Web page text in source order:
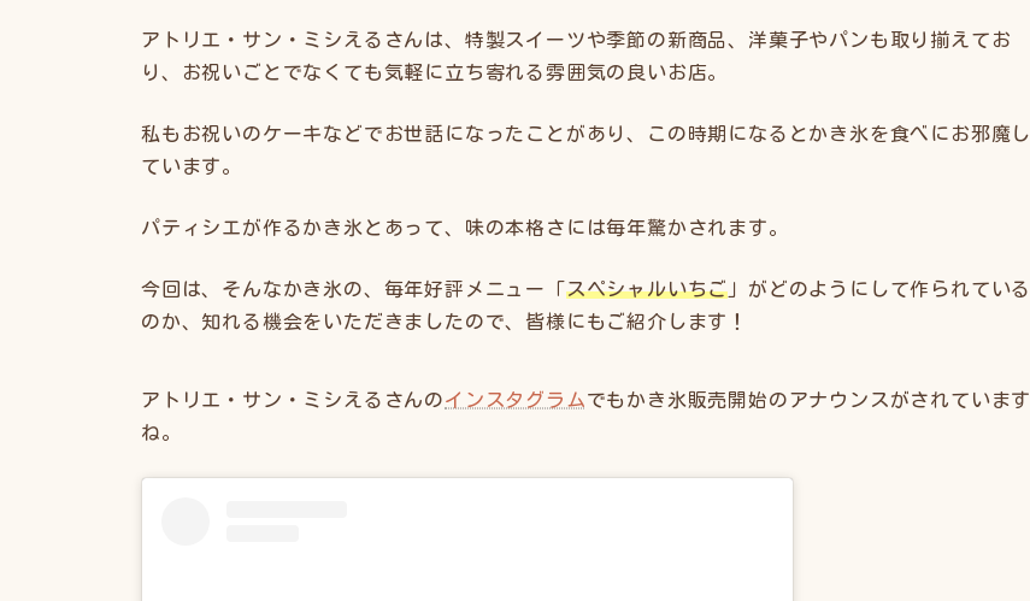
アトリエ・サン・ミシえるさんは、特製スイーツや季節の新商品、洋菓子やパンも取り揃えてお
り、お祝いごとでなくても気軽に立ち寄れる雰囲気の良いお店。
私もお祝いのケーキなどでお世話になったことがあり、この時期になるとかき氷を食べにお邪魔し
ています。
パティシエが作るかき氷とあって、味の本格さには毎年驚かされます。
今回は、そんなかき氷の、毎年好評メニュー「スペシャルいちご 」がどのようにして作られている
のか、知れる機会をいただきましたので、皆様にもご紹介します！
アトリエ・サン・ミシえるさんのインスタグラムでもかき氷販売開始のアナウンスがされています
ね。